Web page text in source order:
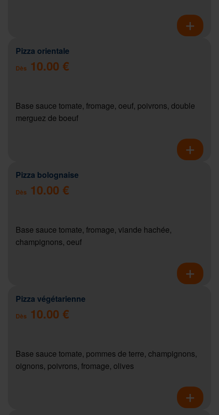
Pizza orientale
Dès 10.00 €
Base sauce tomate, fromage, oeuf, poivrons, double
merguez de boeuf
Pizza bolognaise
Dès 10.00 €
Base sauce tomate, fromage, viande hachée,
champignons, oeuf
Pizza végétarienne
Dès 10.00 €
Base sauce tomate, pommes de terre, champignons,
oignons, poivrons, fromage, olives